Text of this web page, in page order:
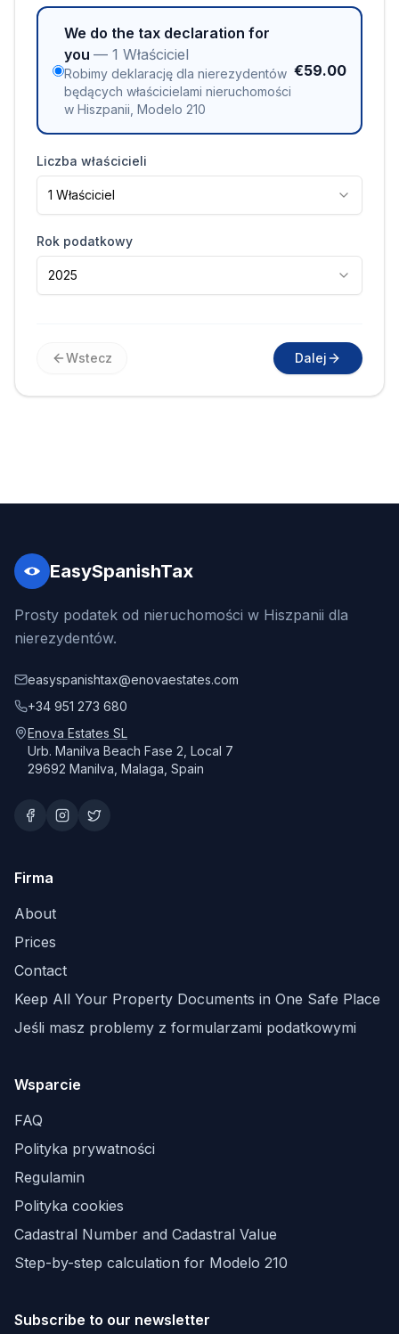
We do the tax declaration for
you — 1 Właściciel
Robimy deklarację dla nierezydentów
będących właścicielami nieruchomości
w Hiszpanii, Modelo 210
€59.00
Liczba właścicieli
1 Właściciel
Rok podatkowy
2025
Wstecz Dalej
EasySpanishTax
Prosty podatek od nieruchomości w Hiszpanii dla
nierezydentów.
easyspanishtax@enovaestates.com
+34 951 273 680
Enova Estates SL
Urb. Manilva Beach Fase 2, Local 7
29692 Manilva, Malaga, Spain
Firma
About
Prices
Contact
Keep All Your Property Documents in One Safe Place
Jeśli masz problemy z formularzami podatkowymi
Wsparcie
FAQ
Polityka prywatności
Regulamin
Polityka cookies
Cadastral Number and Cadastral Value
Step-by-step calculation for Modelo 210
Subscribe to our newsletter